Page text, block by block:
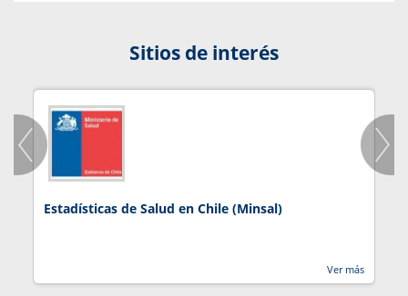
Sitios de interés
Estadísticas de Salud en Chile (Minsal)
Ver más